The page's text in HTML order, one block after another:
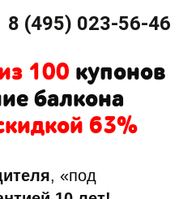
8 (495) 023-56-46
100 купонов
балкона
63%
, «под